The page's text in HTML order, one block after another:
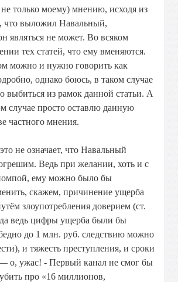
не только моему) мнению, исходя из
что выложил Навальный,
являться не может. Во всяком
тех статей, что ему вменяются.
можно и нужно говорить как
однако боюсь, в таком случае
выбиться из рамок данной статьи. А
случае просто оставлю данную
частного мнения.
это не означает, что Навальный
Ведь при желании, хоть и с
ему можно было бы
скажем, причинение ущерба
злоупотребления доверием (ст.
ведь цифры ущерба были бы
до 1 млн. руб. следствию можно
и тяжесть преступления, и сроки
о, ужас! - Первый канал не смог бы
про «16 миллионов,